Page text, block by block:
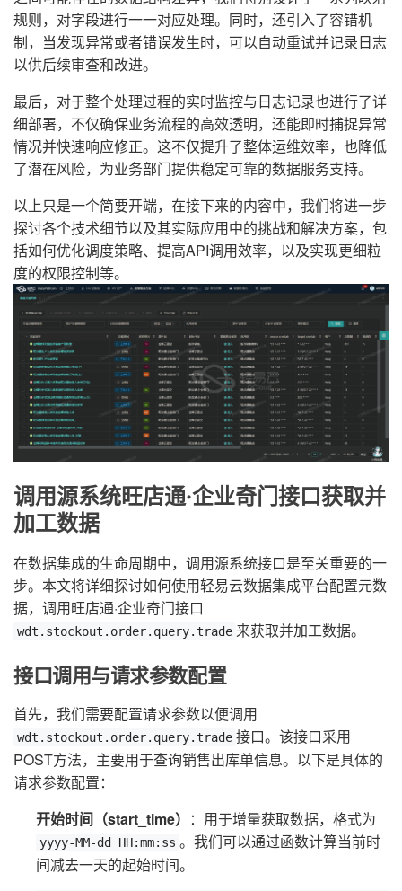
规则，对字段进行一一对应处理。同时，还引入了容错机
制，当发现异常或者错误发生时，可以自动重试并记录日志
以供后续审查和改进。
最后，对于整个处理过程的实时监控与日志记录也进行了详
细部署，不仅确保业务流程的高效透明，还能即时捕捉异常
情况并快速响应修正。这不仅提升了整体运维效率，也降低
了潜在风险，为业务部门提供稳定可靠的数据服务支持。
以上只是一个简要开端，在接下来的内容中，我们将进一步
探讨各个技术细节以及其实际应用中的挑战和解决方案，包
括如何优化调度策略、提高API调用效率，以及实现更细粒
度的权限控制等。
调用源系统旺店通·企业奇门接口获取并
加工数据
在数据集成的生命周期中，调用源系统接口是至关重要的一
步。本文将详细探讨如何使用轻易云数据集成平台配置元数
据，调用旺店通·企业奇门接口
wdt.stockout.order.query.trade 来获取并加工数据。
接口调用与请求参数配置
首先，我们需要配置请求参数以便调用
wdt.stockout.order.query.trade 接口。该接口采用
POST方法，主要用于查询销售出库单信息。以下是具体的
请求参数配置：
开始时间（start_time） ：用于增量获取数据，格式为
yyyy-MM-dd HH:mm:ss 。我们可以通过函数计算当前时
间减去一天的起始时间。